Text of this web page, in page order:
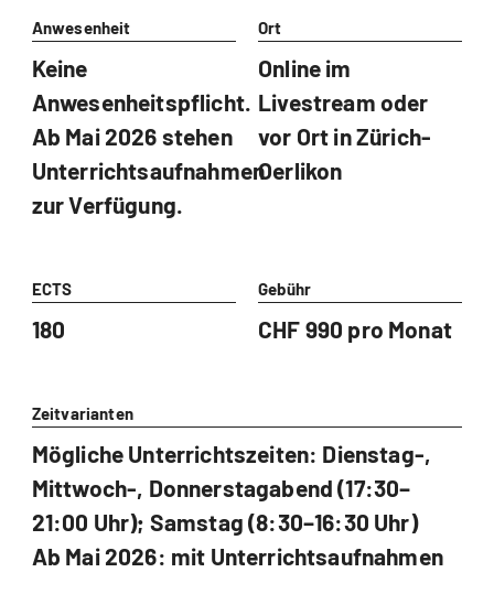
Anwesenheit
Keine
Anwesenheitspflicht.
Ab Mai 2026 stehen
Unterrichtsaufnahmen
zur Verfügung.
Ort
Online im
Livestream oder
vor Ort in Zürich-
Oerlikon
ECTS
180
Gebühr
CHF 990 pro Monat
Zeitvarianten
Mögliche Unterrichtszeiten: Dienstag-,
Mittwoch-, Donnerstagabend (17:30–
21:00 Uhr); Samstag (8:30–16:30 Uhr)
Ab Mai 2026: mit Unterrichtsaufnahmen